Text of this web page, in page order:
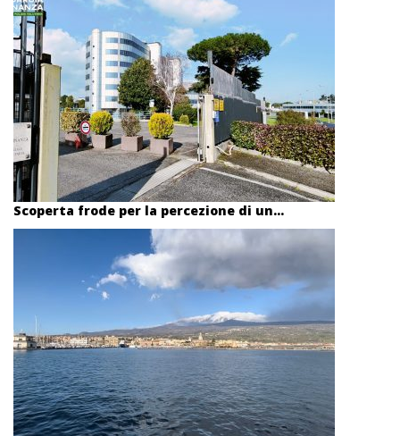
Scoperta frode per la percezione di un...